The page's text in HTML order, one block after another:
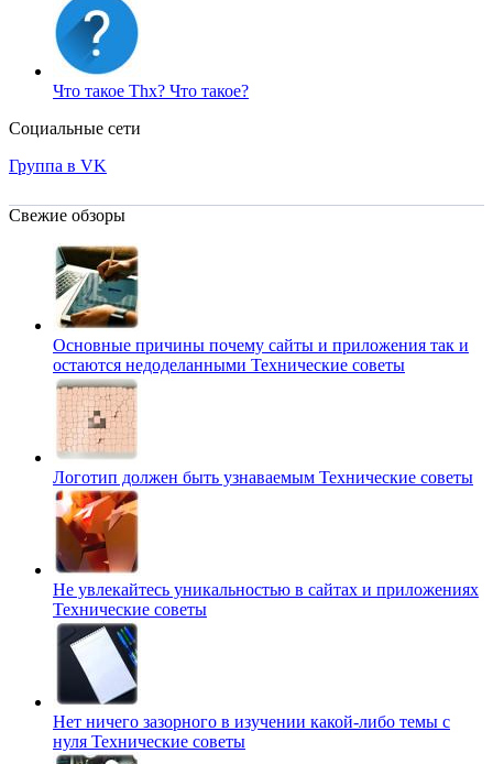
Что такое Thx? Что такое?
Социальные сети
Группа в VK
Свежие обзоры
Основные причины почему сайты и приложения так и
остаются недоделанными Технические советы
Логотип должен быть узнаваемым Технические советы
Не увлекайтесь уникальностью в сайтах и приложениях
Технические советы
Нет ничего зазорного в изучении какой-либо темы с
нуля Технические советы